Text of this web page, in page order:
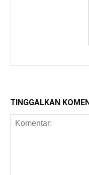
TINGGALKAN